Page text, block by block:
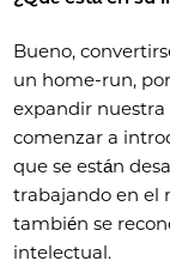
Bueno,
un home-run,
expandir nuestra
comenzar a
que se están
trabajando en el
también se
intelectual.